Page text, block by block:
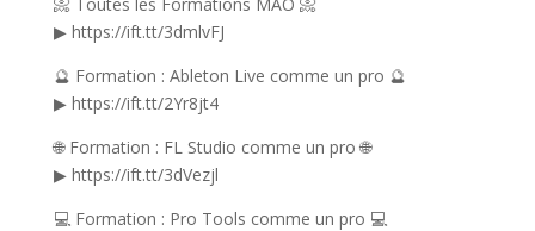
▶ https://ift.tt/3dmlvFJ
🔮 Formation : Ableton Live comme un pro 🔮
▶ https://ift.tt/2Yr8jt4
🌐 Formation : FL Studio comme un pro 🌐
▶ https://ift.tt/3dVezjl
💻 Formation : Pro Tools comme un pro 💻